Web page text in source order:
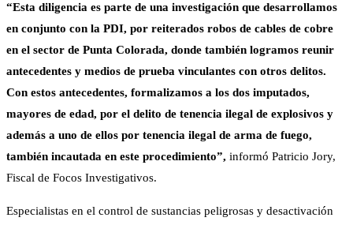
“Esta diligencia es parte de una investigación que desarrollamos
en conjunto con la PDI, por reiterados robos de cables de cobre
en el sector de Punta Colorada, donde también logramos reunir
antecedentes y medios de prueba vinculantes con otros delitos.
Con estos antecedentes, formalizamos a los dos imputados,
mayores de edad, por el delito de tenencia ilegal de explosivos y
además a uno de ellos por tenencia ilegal de arma de fuego,
también incautada en este procedimiento”, informó Patricio Jory,
Fiscal de Focos Investigativos.
Especialistas en el control de sustancias peligrosas y desactivación